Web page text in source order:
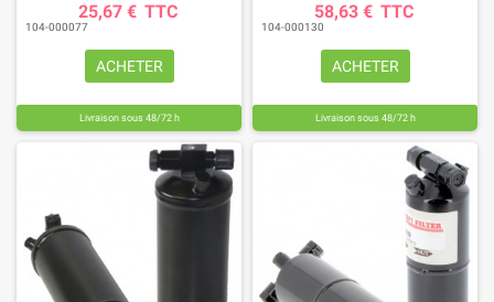
25,67 € TTC
104-000077
ACHETER
Livraison sous 48/72 h
58,63 € TTC
104-000130
ACHETER
Livraison sous 48/72 h